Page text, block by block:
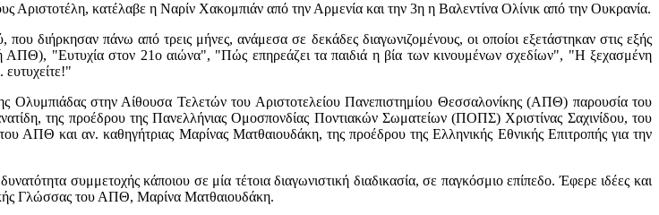
κατέλαβε η Ναρίν Χακομπιάν από την Αρμενία και την 3η η Βαλεντίνα Ολίνικ από την Ουκρανία.
διήρκησαν πάνω από τρεις μήνες, ανάμεσα σε δεκάδες διαγωνιζομένους, οι οποίοι εξετάστηκαν στις εξής
"Ευτυχία στον 21ο αιώνα", "Πώς επηρεάζει τα παιδιά η βία των κινουμένων σχεδίων", "Η ξεχασμένη
ευτυχείτε!"
Ολυμπιάδας στην Αίθουσα Τελετών του Αριστοτελείου Πανεπιστημίου Θεσσαλονίκης (ΑΠΘ) παρουσία του
της προέδρου της Πανελλήνιας Ομοσπονδίας Ποντιακών Σωματείων (ΠΟΠΣ) Χριστίνας Σαχινίδου, του
και αν. καθηγήτριας Μαρίνας Ματθαιουδάκη, της προέδρου της Ελληνικής Εθνικής Επιτροπής για την
συμμετοχής κάποιου σε μία τέτοια διαγωνιστική διαδικασία, σε παγκόσμιο επίπεδο. Έφερε ιδέες και
Γλώσσας του ΑΠΘ, Μαρίνα Ματθαιουδάκη.